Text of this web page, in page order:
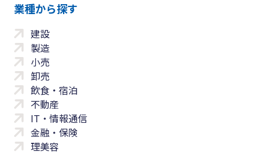
業種から探す
建設
製造
小売
卸売
飲食・宿泊
不動産
IT・情報通信
金融・保険
理美容